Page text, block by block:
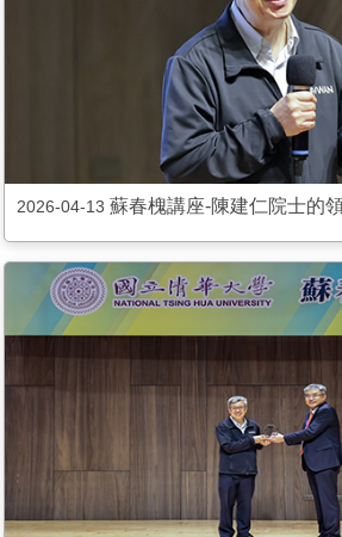
2026-04-13蘇春槐講座-陳建仁院士的